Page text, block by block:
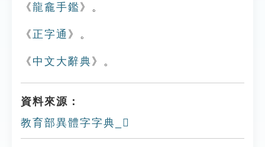
《龍龕手鑑 》。
《 正字通 》。
《 中文大辭典 》。
資料來源：
教育部異體字字典_𨲂